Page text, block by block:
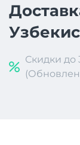
Скидки до